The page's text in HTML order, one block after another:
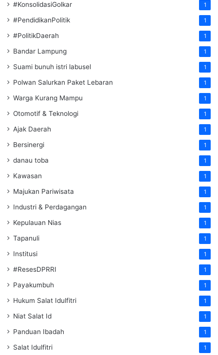
#KonsolidasiGolkar 1
#PendidikanPolitik 1
#PolitikDaerah 1
Bandar Lampung 1
Suami bunuh istri labusel 1
Polwan Salurkan Paket Lebaran 1
Warga Kurang Mampu 1
Otomotif & Teknologi 1
Ajak Daerah 1
Bersinergi 1
danau toba 1
Kawasan 1
Majukan Pariwisata 1
Industri & Perdagangan 1
Kepulauan Nias 1
Tapanuli 1
Institusi 1
#ResesDPRRI 1
Payakumbuh 1
Hukum Salat Idulfitri 1
Niat Salat Id 1
Panduan Ibadah 1
Salat Idulfitri 1